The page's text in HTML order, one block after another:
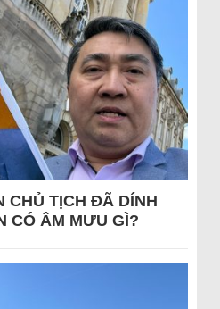
CHỦ TỊCH ĐÃ DÍNH
CÓ ÂM MƯU GÌ?